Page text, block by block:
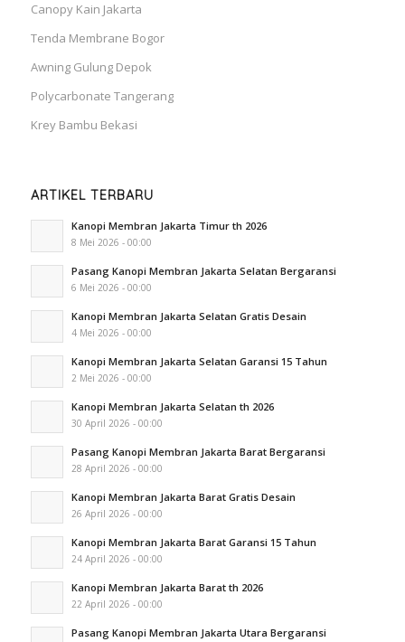
Canopy Kain Jakarta
Tenda Membrane Bogor
Awning Gulung Depok
Polycarbonate Tangerang
Krey Bambu Bekasi
ARTIKEL TERBARU
Kanopi Membran Jakarta Timur th 2026
8 Mei 2026 - 00:00
Pasang Kanopi Membran Jakarta Selatan Bergaransi
6 Mei 2026 - 00:00
Kanopi Membran Jakarta Selatan Gratis Desain
4 Mei 2026 - 00:00
Kanopi Membran Jakarta Selatan Garansi 15 Tahun
2 Mei 2026 - 00:00
Kanopi Membran Jakarta Selatan th 2026
30 April 2026 - 00:00
Pasang Kanopi Membran Jakarta Barat Bergaransi
28 April 2026 - 00:00
Kanopi Membran Jakarta Barat Gratis Desain
26 April 2026 - 00:00
Kanopi Membran Jakarta Barat Garansi 15 Tahun
24 April 2026 - 00:00
Kanopi Membran Jakarta Barat th 2026
22 April 2026 - 00:00
Pasang Kanopi Membran Jakarta Utara Bergaransi